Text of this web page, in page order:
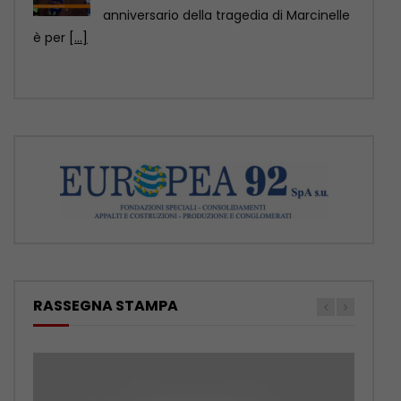
RASSEGNA STAMPA